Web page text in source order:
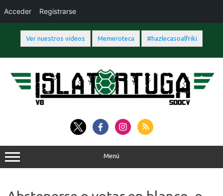
Ver nuestros videos Memeroteca #hazlecasoalfriki
contenido
Menú
Acceder Registrarse